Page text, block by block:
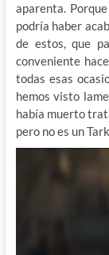
aparenta.
podría haber
de estos, que
conveniente
todas esas
hemos visto
había muerto
pero no es un